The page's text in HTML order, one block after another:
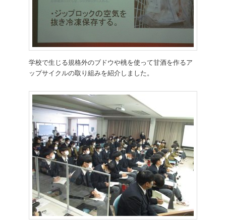
学校で生じる規格外のブドウや桃を使って甘酒を作るア
ップサイクルの取り組みを紹介しました。